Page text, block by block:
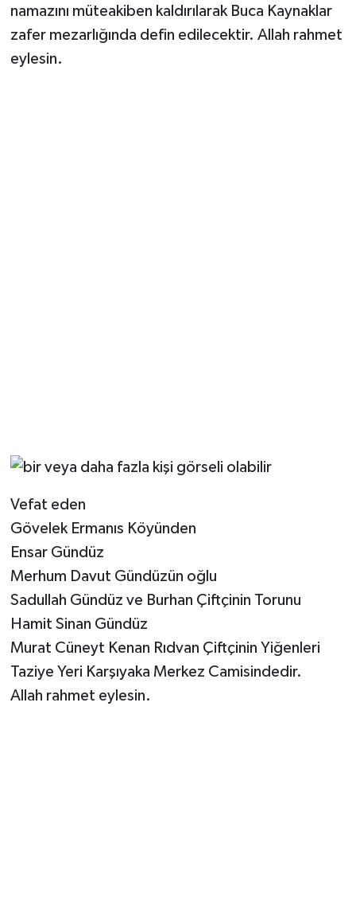
namazını müteakiben kaldırılarak Buca Kaynaklar
zafer mezarlığında defin edilecektir. Allah rahmet
eylesin.
Vefat eden
Gövelek Ermanıs Köyünden
Ensar Gündüz
Merhum Davut Gündüzün oğlu
Sadullah Gündüz ve Burhan Çiftçinin Torunu
Hamit Sinan Gündüz
Murat Cüneyt Kenan Rıdvan Çiftçinin Yiğenleri
Taziye Yeri Karşıyaka Merkez Camisindedir.
Allah rahmet eylesin.